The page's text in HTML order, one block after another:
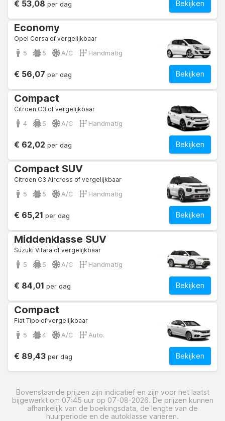
Bekijken
€ 53,08 per dag
Economy
Opel Corsa of vergelijkbaar
5 5 A/C Handmatig
Bekijken
€ 56,07 per dag
Compact
Citroen C3 of vergelijkbaar
4 5 A/C Handmatig
Bekijken
€ 62,02 per dag
Compact SUV
Citroen C3 Aircross of vergelijkbaar
5 5 A/C Handmatig
Bekijken
€ 65,21 per dag
Middenklasse SUV
Suzuki Vitara of vergelijkbaar
5 5 A/C Handmatig
Bekijken
€ 84,01 per dag
Compact
Fiat Tipo of vergelijkbaar
5 4 A/C Auto.
Bekijken
€ 89,43 per dag
Bovenstaande prijzen zijn indicatief en zijn voor het laatst
bijgewerkt om 07:45 uur op 07-08-2026. De prijzen kunnen
afhankelijk van de boekingsdata, de lengte van de
huurperiode en de autoklasse variëren.